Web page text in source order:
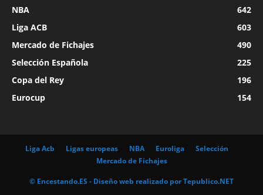
NBA
642
Liga ACB
603
Mercado de Fichajes
490
Selección Española
225
Copa del Rey
196
Eurocup
154
Liga Acb Ligas europeas NBA Euroliga
Selección
Mercado de Fichajes
© Encestando.ES - Diseño web realizado porTepublico.NET